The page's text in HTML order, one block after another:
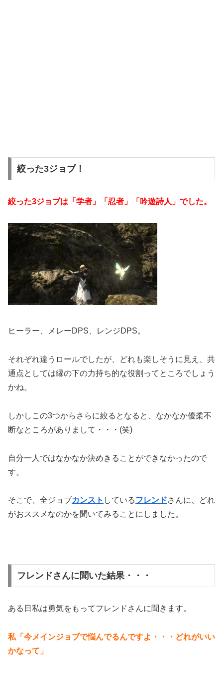
絞った3ジョブ！
絞った3ジョブは「学者」「忍者」「吟遊詩人」でした。
ヒーラー、メレーDPS、レンジDPS。
それぞれ違うロールでしたが、どれも楽しそうに見え、共
通点としては縁の下の力持ち的な役割ってところでしょう
かね。
しかしこの3つからさらに絞るとなると、なかなか優柔不
断なところがありまして・・・(笑)
自分一人ではなかなか決めきることができなかったので
す。
そこで、全ジョブカンスト しているフレンドさんに、どれ
がおススメなのかを聞いてみることにしました。
フレンドさんに聞いた結果・・・
ある日私は勇気をもってフレンドさんに聞きます。
私「今メインジョブで悩んでるんですよ・・・どれがいい
かなって」